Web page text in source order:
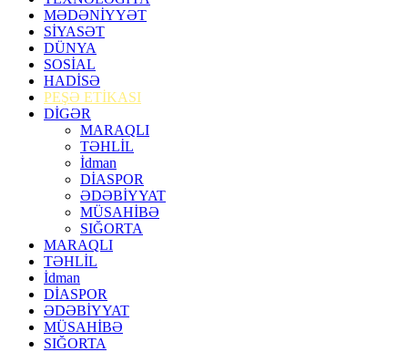
MƏDƏNİYYƏT
SİYASƏT
DÜNYA
SOSİAL
HADİSƏ
PEŞƏ ETİKASI
DİGƏR
MARAQLI
TƏHLİL
İdman
DİASPOR
ƏDƏBİYYAT
MÜSAHİBƏ
SIĞORTA
MARAQLI
TƏHLİL
İdman
DİASPOR
ƏDƏBİYYAT
MÜSAHİBƏ
SIĞORTA